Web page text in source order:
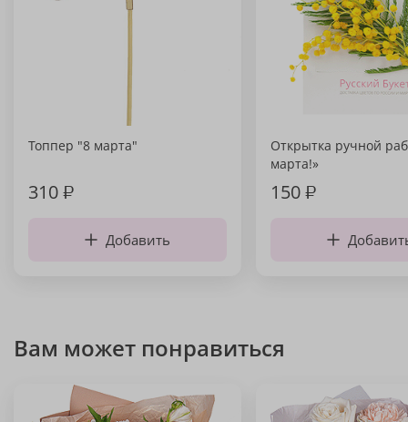
Топпер "8 марта"
310₽
Добавить
Открытка ручной
марта!»
150₽
Вам может понравиться